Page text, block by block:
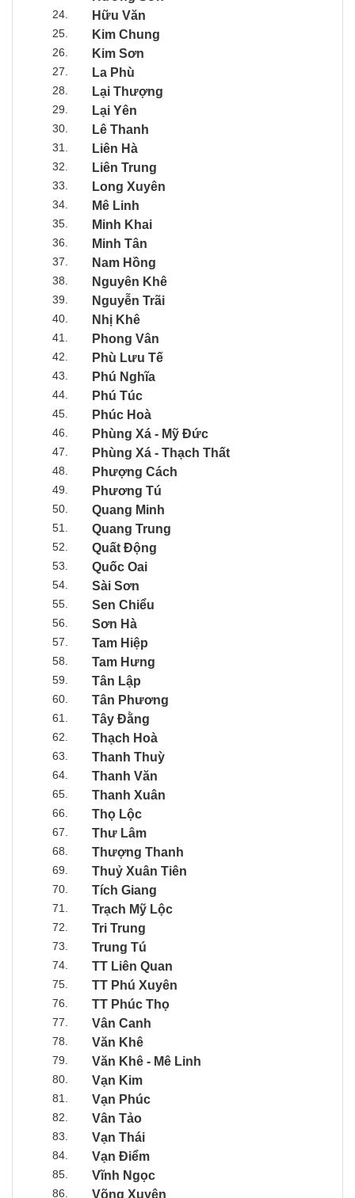
24. Hữu Văn
25. Kim Chung
26. Kim Sơn
27. La Phù
28. Lại Thượng
29. Lại Yên
30. Lê Thanh
31. Liên Hà
32. Liên Trung
33. Long Xuyên
34. Mê Linh
35. Minh Khai
36. Minh Tân
37. Nam Hồng
38. Nguyên Khê
39. Nguyễn Trãi
40. Nhị Khê
41. Phong Vân
42. Phù Lưu Tế
43. Phú Nghĩa
44. Phú Túc
45. Phúc Hoà
46. Phùng Xá - Mỹ Đức
47. Phùng Xá - Thạch Thất
48. Phượng Cách
49. Phương Tú
50. Quang Minh
51. Quang Trung
52. Quất Động
53. Quốc Oai
54. Sài Sơn
55. Sen Chiểu
56. Sơn Hà
57. Tam Hiệp
58. Tam Hưng
59. Tân Lập
60. Tân Phương
61. Tây Đằng
62. Thạch Hoà
63. Thanh Thuỳ
64. Thanh Văn
65. Thanh Xuân
66. Thọ Lộc
67. Thư Lâm
68. Thượng Thanh
69. Thuỷ Xuân Tiên
70. Tích Giang
71. Trạch Mỹ Lộc
72. Tri Trung
73. Trung Tú
74. TT Liên Quan
75. TT Phú Xuyên
76. TT Phúc Thọ
77. Vân Canh
78. Văn Khê
79. Văn Khê - Mê Linh
80. Vạn Kim
81. Vạn Phúc
82. Vân Tảo
83. Vạn Thái
84. Vạn Điểm
85. Vĩnh Ngọc
86. Võng Xuyên